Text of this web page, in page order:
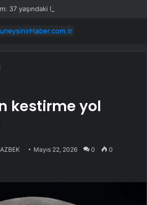
kestirme yol
Mayıs 22, 2026 0 0